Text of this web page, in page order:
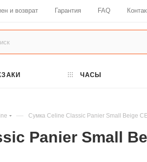
и возврат Гарантия FAQ
ЧАСЫ
— Сумка Celine Classic Panier Small Beige
Panier Small